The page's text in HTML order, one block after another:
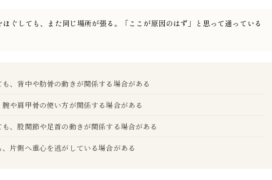
ぐしても、また同じ場所が張る。「ここが原因のはず」と思って通っている
、背中や肋骨の動きが関係する場合がある
や肩甲骨の使い方が関係する場合がある
、股関節や足首の動きが関係する場合がある
片側へ重心を逃がしている場合がある